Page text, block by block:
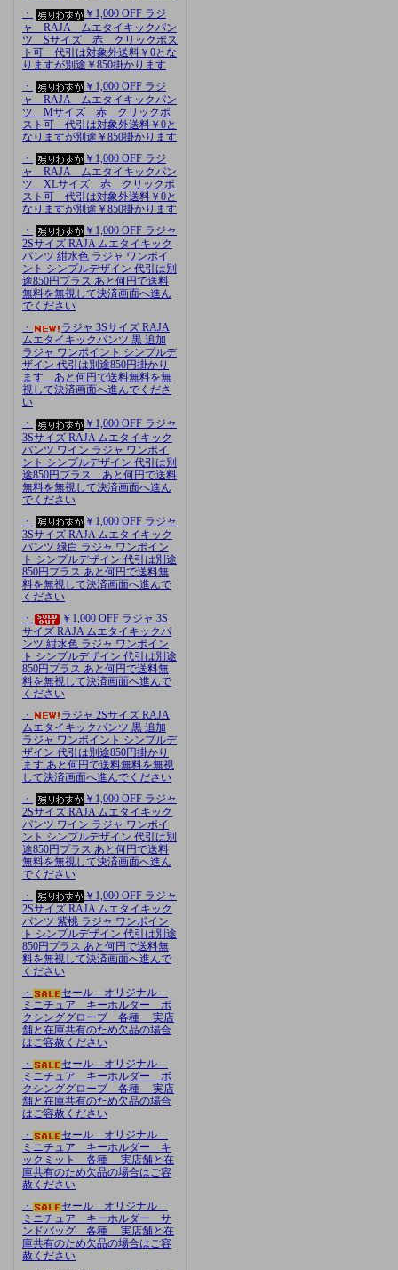
・
￥1,000 OFF ラジ
ャ RAJA ムエタイキックパン
ツ Sサイズ 赤 クリックポス
ト可 代引は対象外送料￥0とな
りますが別途￥850掛かります
・
￥1,000 OFF ラジ
ャ RAJA ムエタイキックパン
ツ Mサイズ 赤 クリックポ
スト可 代引は対象外送料￥0と
なりますが別途￥850掛かります
・
￥1,000 OFF ラジ
ャ RAJA ムエタイキックパン
ツ XLサイズ 赤 クリックポ
スト可 代引は対象外送料￥0と
なりますが別途￥850掛かります
・
￥1,000 OFF ラジャ
2Sサイズ RAJA ムエタイキック
パンツ 紺水色 ラジャ ワンポイ
ント シンプルデザイン 代引は別
途850円プラス あと何円で送料
無料を無視して決済画面へ進ん
でください
・
ラジャ 3Sサイズ RAJA
ムエタイキックパンツ 黒 追加
ラジャ ワンポイント シンプルデ
ザイン 代引は別途850円掛かり
ます あと何円で送料無料を無
視して決済画面へ進んでくださ
い
・
￥1,000 OFF ラジャ
3Sサイズ RAJA ムエタイキック
パンツ ワイン ラジャ ワンポイ
ント シンプルデザイン 代引は別
途850円プラス あと何円で送料
無料を無視して決済画面へ進ん
でください
・
￥1,000 OFF ラジャ
3Sサイズ RAJA ムエタイキック
パンツ 緑白 ラジャ ワンポイン
ト シンプルデザイン 代引は別途
850円プラス あと何円で送料無
料を無視して決済画面へ進んで
ください
・
￥1,000 OFF ラジャ 3S
サイズ RAJA ムエタイキックパ
ンツ 紺水色 ラジャ ワンポイン
ト シンプルデザイン 代引は別途
850円プラス あと何円で送料無
料を無視して決済画面へ進んで
ください
・
ラジャ 2Sサイズ RAJA
ムエタイキックパンツ 黒 追加
ラジャ ワンポイント シンプルデ
ザイン 代引は別途850円掛かり
ます あと何円で送料無料を無視
して決済画面へ進んでください
・
￥1,000 OFF ラジャ
2Sサイズ RAJA ムエタイキック
パンツ ワイン ラジャ ワンポイ
ント シンプルデザイン 代引は別
途850円プラス あと何円で送料
無料を無視して決済画面へ進ん
でください
・
￥1,000 OFF ラジャ
2Sサイズ RAJA ムエタイキック
パンツ 紫桃 ラジャ ワンポイン
ト シンプルデザイン 代引は別途
850円プラス あと何円で送料無
料を無視して決済画面へ進んで
ください
・
セール オリジナル
ミニチュア キーホルダー ボ
クシンググローブ 各種 実店
舗と在庫共有のため欠品の場合
はご容赦ください
・
セール オリジナル
ミニチュア キーホルダー ボ
クシンググローブ 各種 実店
舗と在庫共有のため欠品の場合
はご容赦ください
・
セール オリジナル
ミニチュア キーホルダー キ
ックミット 各種 実店舗と在
庫共有のため欠品の場合はご容
赦ください
・
セール オリジナル
ミニチュア キーホルダー サ
ンドバッグ 各種 実店舗と在
庫共有のため欠品の場合はご容
赦ください